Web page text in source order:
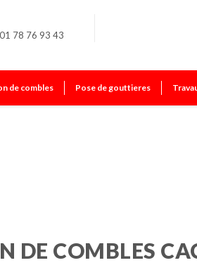
01 78 76 93 43
de combles Pose de gouttieres
DE COMBLES